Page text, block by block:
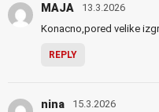
MAJA 13.3.2026
Konacno,pored velike
REPLY
nina 15.3.2026